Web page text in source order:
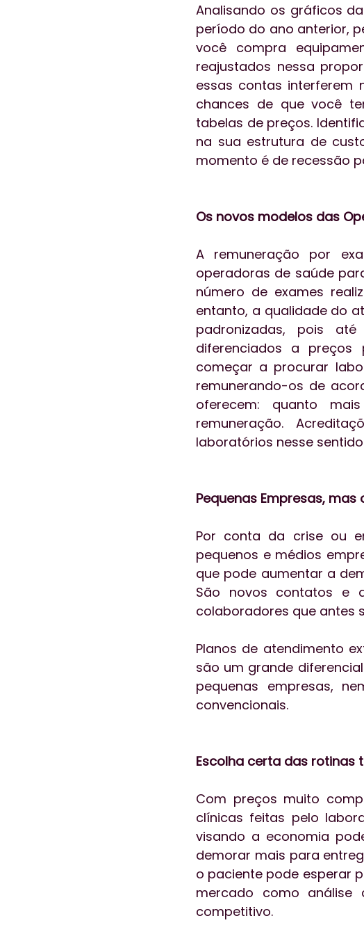
Analisando os gráficos
período do ano anterior,
você compra
reajustados nessa
essas contas interferem
chances de que você
tabelas de preços.
na sua estrutura de
momento é de recessão
Os novos modelos das
A remuneração por
operadoras de saúde
número de exames
entanto, a qualidade do
padronizadas, pois
diferenciados a preços
começar a procurar
remunerando-os de
oferecem: quanto
remuneração.
laboratórios nesse
Pequenas Empresas,
Por conta da crise ou
pequenos e médios
que pode aumentar a
São novos contatos e
colaboradores que antes
Planos de atendimento
são um grande
pequenas empresas,
convencionais.
Escolha certa das rotinas
Com preços muito
clínicas feitas pelo
visando a economia
demorar mais para
o paciente pode esperar
mercado como
competitivo.